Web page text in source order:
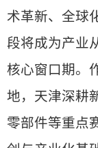
术革新、全球
段将成为产业
核心窗口期。
地，天津深耕
零部件等重点